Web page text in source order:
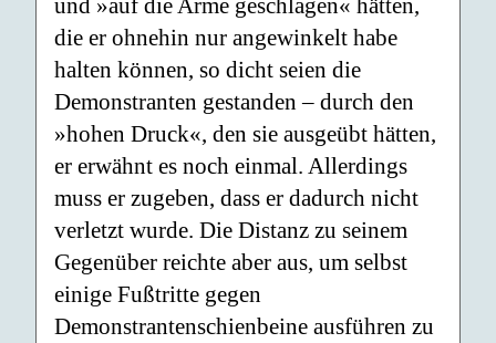
die er ohnehin nur angewinkelt habe
halten können, so dicht seien die
Demonstranten gestanden – durch den
»hohen Druck«, den sie ausgeübt hätten,
er erwähnt es noch einmal. Allerdings
muss er zugeben, dass er dadurch nicht
verletzt wurde. Die Distanz zu seinem
Gegenüber reichte aber aus, um selbst
einige Fußtritte gegen
Demonstrantenschienbeine ausführen zu